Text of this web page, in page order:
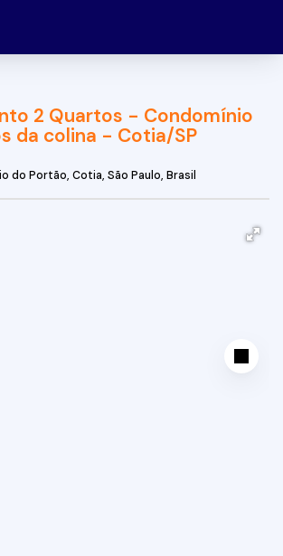
2 Quartos - Condomínio
da colina - Cotia/SP
do Portão, Cotia, São Paulo, Brasil